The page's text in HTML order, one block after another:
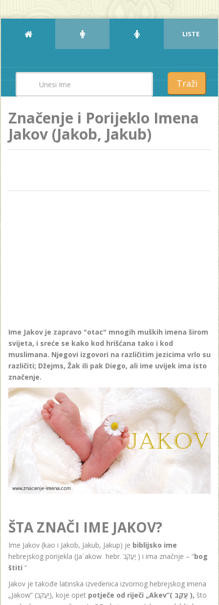
LISTE
Traži
Značenje i Porijeklo Imena
Jakov (Jakob, Jakub)
Ime Jakov je zapravo "otac" mnogih muških imena širom
svijeta, i sreće se kako kod hrišćana tako i kod
muslimana. Njegovi izgovori na različitim jezicima vrlo su
različiti; Džejms, Žak ili pak Diego, ali ime uvijek ima isto
značenje.
ŠTA ZNAČI IME JAKOV?
Ime Jakov (kao i Jakob, Jakub, Jakup) je biblijsko ime
hebrejskog porijekla (Jaʿakow hebr. יַעֲקֹב ) i ima značnje – “bog
štiti “
Jakov je takođe latinska izvedenica izvornog hebrejskog imena
„Jakow” (יַעֲקֹב), koje opet potječe od riječi „Akev”( ), što